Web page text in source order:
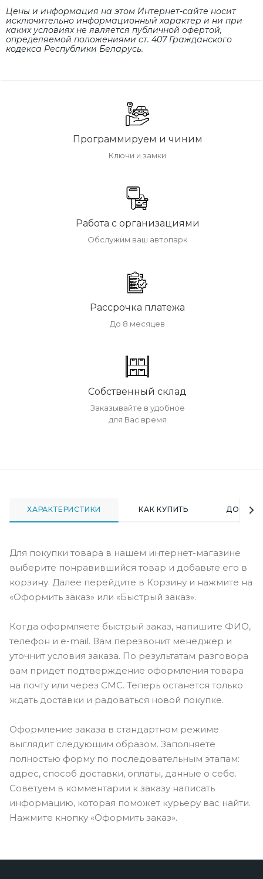
Цены и информация на этом Интернет-сайте носит
исключительно информационный характер и ни при
каких условиях не является публичной офертой,
определяемой положениями cт. 407 Гражданского
кодекса Республики Беларусь.
Программируем и чиним
Ключи и замки
Работа с организациями
Обслужим ваш автопарк
Рассрочка платежа
До 8 месяцев
Собственный склад
Заказывайте в удобное
для Вас время
ХАРАКТЕРИСТИКИ КАК КУПИТЬ
Для покупки товара в нашем интернет-магазине
выберите понравившийся товар и добавьте его в
корзину. Далее перейдите в Корзину и нажмите на
«Оформить заказ» или «Быстрый заказ».
Когда оформляете быстрый заказ, напишите ФИО,
телефон и e-mail. Вам перезвонит менеджер и
уточнит условия заказа. По результатам разговора
вам придет подтверждение оформления товара
на почту или через СМС. Теперь останется только
ждать доставки и радоваться новой покупке.
Оформление заказа в стандартном режиме
выглядит следующим образом. Заполняете
полностью форму по последовательным этапам:
адрес, способ доставки, оплаты, данные о себе.
Советуем в комментарии к заказу написать
информацию, которая поможет курьеру вас найти.
Нажмите кнопку «Оформить заказ».